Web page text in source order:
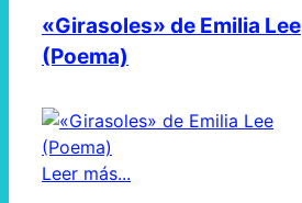
«Girasoles» de Emilia Lee
(Poema)
Leer más...